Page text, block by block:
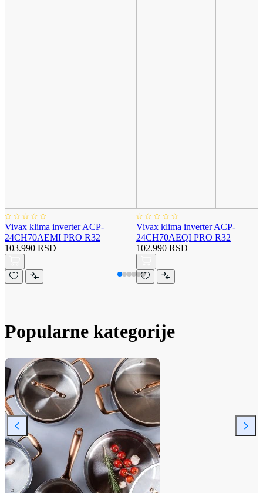
Vivax klima inverter ACP-
24CH70AEMI PRO R32
103.990 RSD
Vivax klima inverter ACP-
24CH70AEQI PRO R32
102.990 RSD
Popularne kategorije